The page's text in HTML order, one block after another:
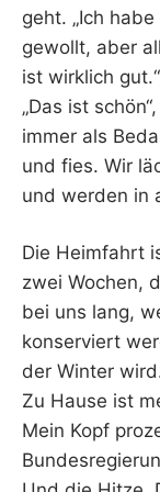
geht. „Ich
gewollt, aber
ist wirklich
„Das ist
immer als
und fies. Wir
und werden in
Die Heimfahrt
zwei Wochen,
bei uns lang,
konserviert
der Winter
Zu Hause ist
Mein Kopf